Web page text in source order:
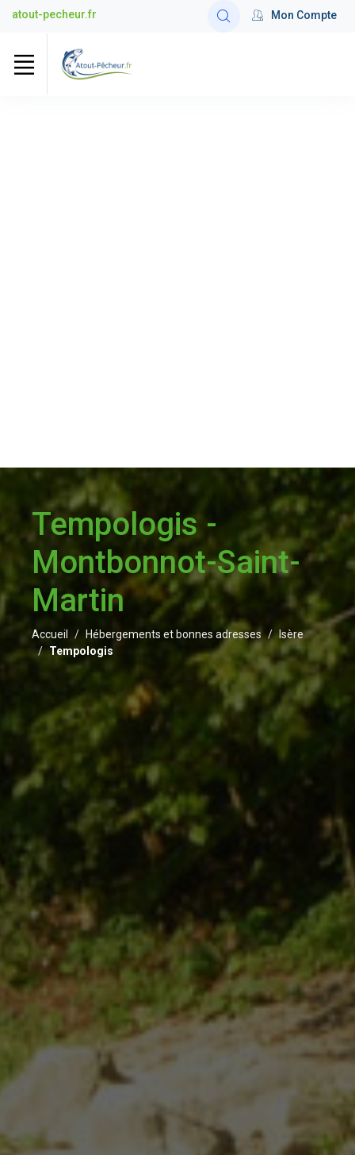
atout-pecheur.fr Mon Compte
Tempologis -
Montbonnot-Saint-
Martin
Accueil Hébergements et bonnes adresses
Isère
Tempologis